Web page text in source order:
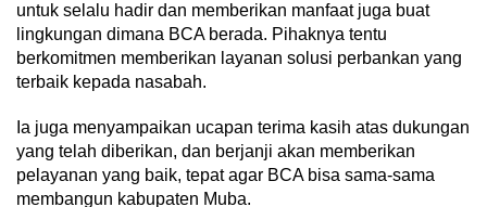
untuk selalu hadir dan memberikan manfaat juga buat
lingkungan dimana BCA berada. Pihaknya tentu
berkomitmen memberikan layanan solusi perbankan yang
terbaik kepada nasabah.
Ia juga menyampaikan ucapan terima kasih atas dukungan
yang telah diberikan, dan berjanji akan memberikan
pelayanan yang baik, tepat agar BCA bisa sama-sama
membangun kabupaten Muba.